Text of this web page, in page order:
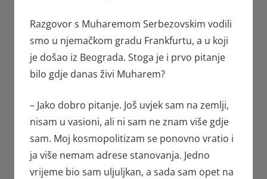
Razgovor s Muharemom Serbezovskim vodili
smo u njemačkom gradu Frankfurtu, a u koji
je došao iz Beograda. Stoga je i prvo pitanje
bilo gdje danas živi Muharem?
– Jako dobro pitanje. Još uvjek sam na zemlji,
nisam u vasioni, ali ni sam ne znam više gdje
sam. Moj kosmopolitizam se ponovno vratio i
ja više nemam adrese stanovanja. Jedno
vrijeme bio sam uljuljkan, a sada sam opet na